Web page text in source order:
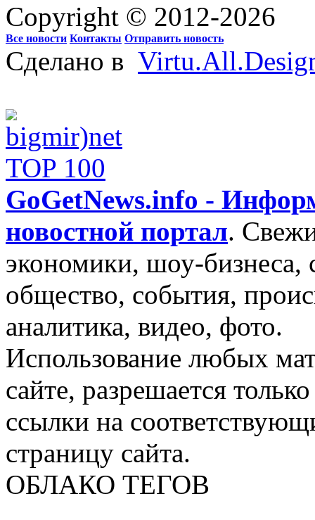
Copyright © 2012-2026
Все новости Контакты Отправить новость
Сделано в
GoGetNews.info -
новостной портал.
экономики, шоу-бизнеса,
общество, события,
аналитика, видео, фото.
Использование любых
сайте, разрешается
ссылки на
страницу сайта.
ОБЛАКО ТЕГОВ